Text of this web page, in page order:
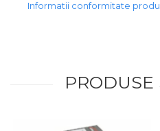
Informatii conformitate